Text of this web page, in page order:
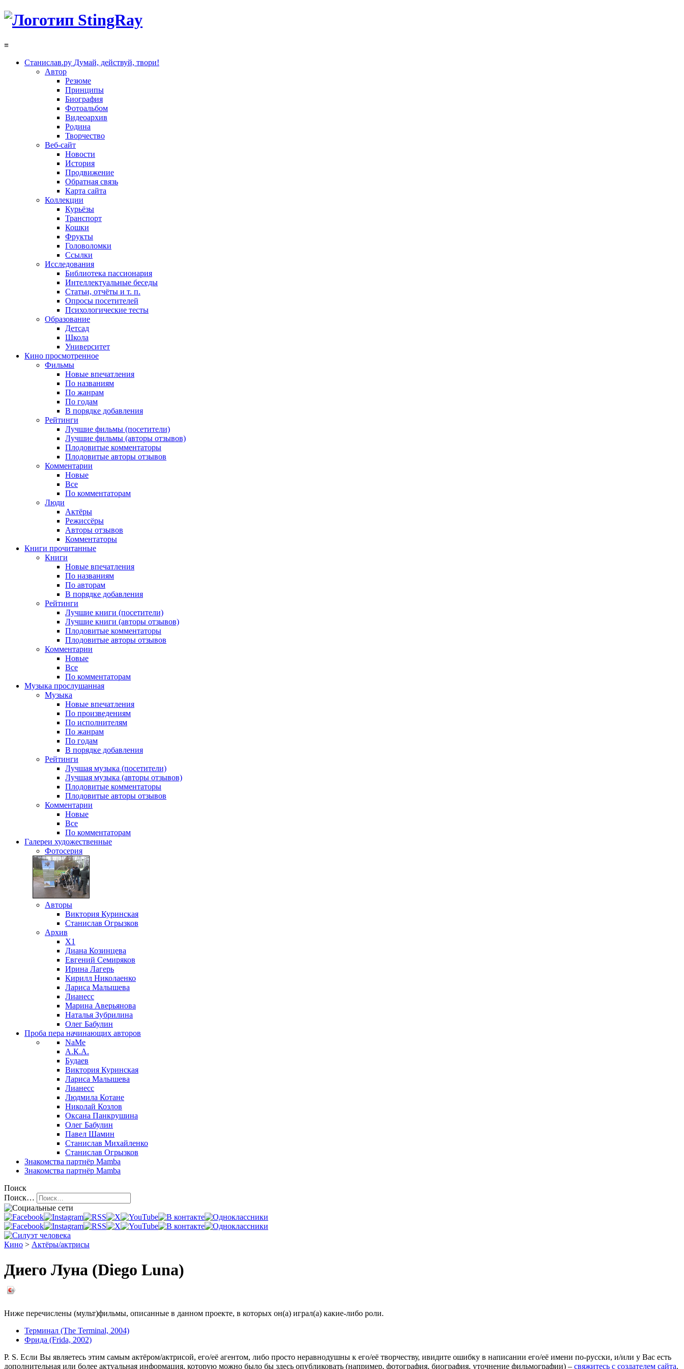
≡
Станислав.ру Думай, действуй, твори!
Автор
Резюме
Принципы
Биография
Фотоальбом
Видеоархив
Родина
Творчество
Веб-сайт
Новости
История
Продвижение
Обратная связь
Карта сайта
Коллекции
Курьёзы
Транспорт
Кошки
Фрукты
Головоломки
Ссылки
Исследования
Библиотека пассионария
Интеллектуальные беседы
Статьи, отчёты и т. п.
Опросы посетителей
Психологические тесты
Образование
Детсад
Школа
Университет
Кино просмотренное
Фильмы
Новые впечатления
По названиям
По жанрам
По годам
В порядке добавления
Рейтинги
Лучшие фильмы (посетители)
Лучшие фильмы (авторы отзывов)
Плодовитые комментаторы
Плодовитые авторы отзывов
Комментарии
Новые
Все
По комментаторам
Люди
Актёры
Режиссёры
Авторы отзывов
Комментаторы
Книги прочитанные
Книги
Новые впечатления
По названиям
По авторам
В порядке добавления
Рейтинги
Лучшие книги (посетители)
Лучшие книги (авторы отзывов)
Плодовитые комментаторы
Плодовитые авторы отзывов
Комментарии
Новые
Все
По комментаторам
Музыка прослушанная
Музыка
Новые впечатления
По произведениям
По исполнителям
По жанрам
По годам
В порядке добавления
Рейтинги
Лучшая музыка (посетители)
Лучшая музыка (авторы отзывов)
Плодовитые комментаторы
Плодовитые авторы отзывов
Комментарии
Новые
Все
По комментаторам
Галереи художественные
Фотосерия
Авторы
Виктория Куринская
Станислав Огрызков
Архив
X1
Диана Козинцева
Евгений Семиряков
Ирина Лагерь
Кирилл Николаенко
Лариса Малышева
Лианесс
Марина Аверьянова
Наталья Зубрилина
Олег Бабулин
Проба пера начинающих авторов
NaMe
А.К.А.
Будаев
Виктория Куринская
Лариса Малышева
Лианесс
Людмила Котане
Николай Козлов
Оксана Панкрушина
Олег Бабулин
Павел Шамин
Станислав Михайленко
Станислав Огрызков
Знакомства партнёр Mamba
Знакомства партнёр Mamba
Поиск
Поиск…
Кино > Актёры/актрисы
Диего Луна (Diego Luna)
Ниже перечислены (мульт)фильмы, описанные в данном проекте, в которых он(а) играл(а) какие-либо роли.
Терминал (The Terminal, 2004)
Фрида (Frida, 2002)
P. S. Если Вы являетесь этим самым актёром/актрисой, его/её агентом, либо просто неравнодушны к его/её творчеству, ивидите ошибку в написании его/её имени по-русски, и/или у Вас есть
дополнительная или более актуальная информация, которую можно было бы здесь опубликовать (например, фотография, биография, уточнение фильмографии) – свяжитесь с создателем сайта.